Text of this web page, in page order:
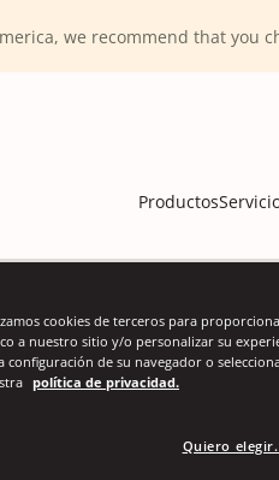
we recommend that
Productos
cookies de terceros para
a nuestro sitio y/o personalizar su
configuración de su navegador o
política de privacidad.
Quiero